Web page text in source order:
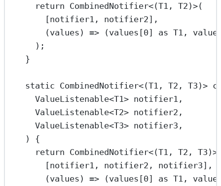
return CombinedNotifier<(T1 , T2 )>(
[notifier1, notifier2],
(values) => (values[0] as T1 ,
);
}
static CombinedNotifier<(T1 , T2 , T3 )>
ValueListenable<T1> notifier1,
ValueListenable<T2> notifier2,
ValueListenable<T3> notifier3,
) {
return CombinedNotifier<(T1 , T2 , T3
[notifier1, notifier2, notifier3],
(values) => (values[0] as T1 ,